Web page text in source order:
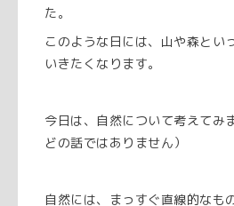
た。
このような日には、山や森とい
いきたくなります。
今日は、自然について考えてみ
どの話ではありません）
自然には、まっすぐ直線的なも